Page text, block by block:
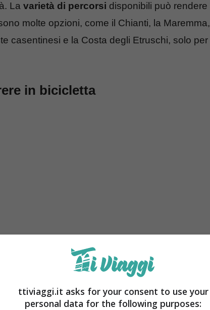
La varietà di percorsi disponibili può rendere
molte opzioni, come il Chianti, la Maremma,
casentinesi e la Costa degli Etruschi, solo per
in bicicletta
soli, in coppia o con la famiglia, è importante
pensate alletappe da includere
dove fermarvi per gustare i piatti tipici della
il viaggio più piacevole e meno stressante,
ttiviaggi.it asks for your consent to use your
personal data for the following purposes: